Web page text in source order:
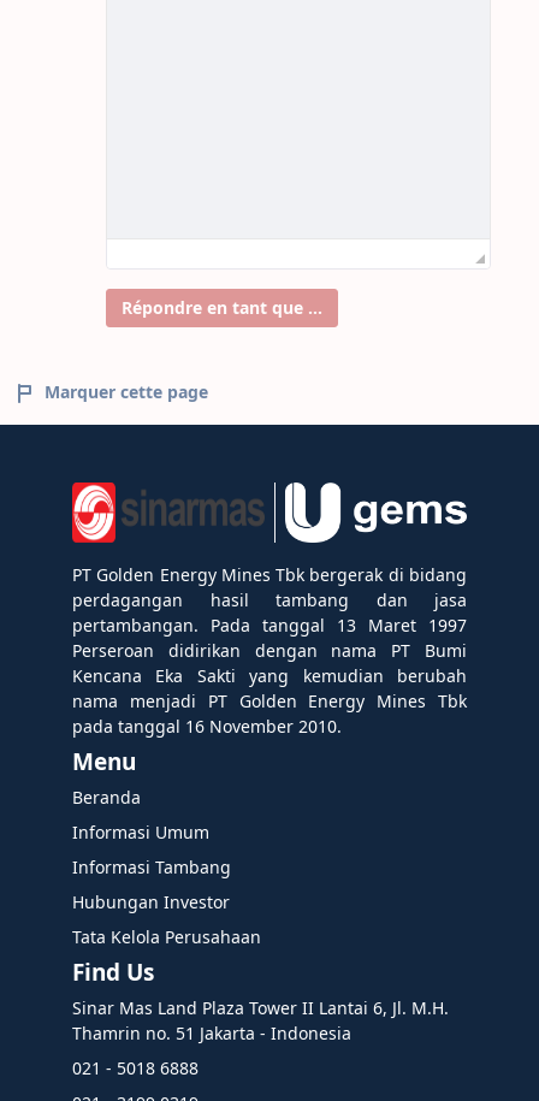
Répondre en tant que ...
Marquer cette page
PT Golden Energy Mines Tbk bergerak di bidang
perdagangan hasil tambang dan jasa
pertambangan. Pada tanggal 13 Maret 1997
Perseroan didirikan dengan nama PT Bumi
Kencana Eka Sakti yang kemudian berubah
nama menjadi PT Golden Energy Mines Tbk
pada tanggal 16 November 2010.
Menu
Beranda
Informasi Umum
Informasi Tambang
Hubungan Investor
Tata Kelola Perusahaan
Find Us
Sinar Mas Land Plaza Tower II Lantai 6, Jl. M.H.
Thamrin no. 51 Jakarta - Indonesia
021 - 5018 6888